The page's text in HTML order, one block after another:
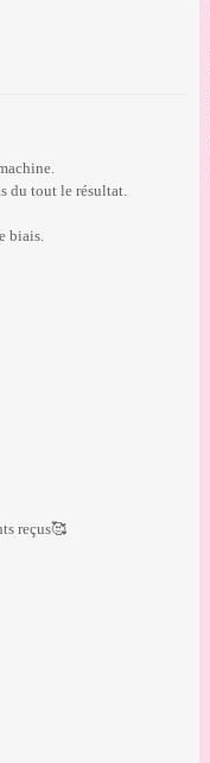
du tout le résultat.
biais.
reçus🥰